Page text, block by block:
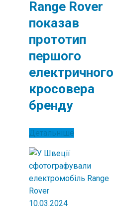
Range Rover
показав
прототип
першого
електричного
кросовера
бренду
Детальніше
10.03.2024